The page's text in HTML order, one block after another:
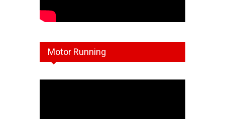
Motor Running